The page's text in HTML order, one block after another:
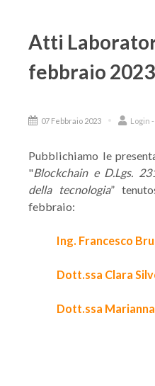
Atti
febbraio 2023
07 Febbraio 2023 Login
Pubblichiamo le
"Blockchain e D.Lgs.
della tecnologia”
febbraio:
Ing. Francesco
Dott.ssa Clara
Dott.ssa